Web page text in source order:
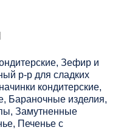
Зефир и
р-р для сладких
кондитерские,
Бараночные изделия,
Замутненные
Печенье с